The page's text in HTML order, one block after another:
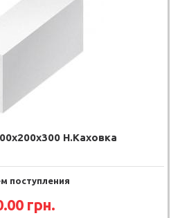
Н.Каховка
поступления
грн.